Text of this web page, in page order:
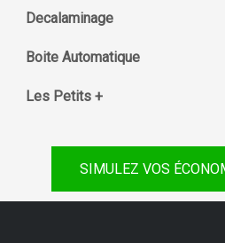
Decalaminage
Boite Automatique
Les Petits +
SIMULEZ VOS